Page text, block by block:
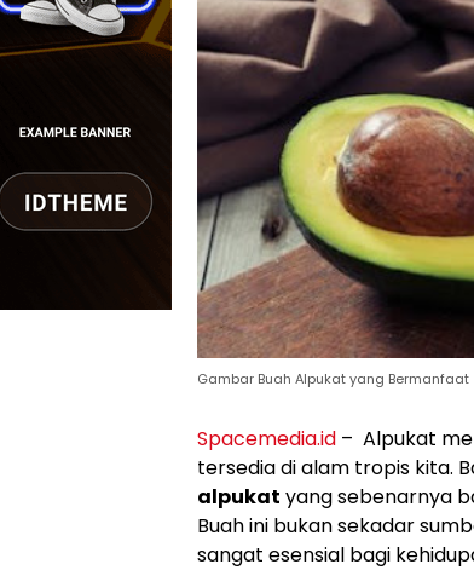
Gambar Buah Alpukat yang Bermanfaat
Spacemedia.id – Alpukat
tersedia di alam tropis kita.
alpukat yang sebenarnya
Buah ini bukan sekadar
sangat esensial bagi